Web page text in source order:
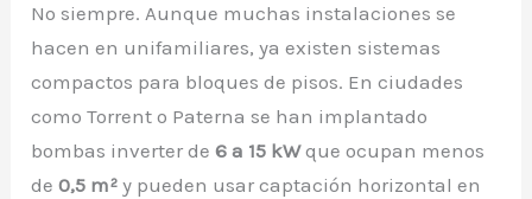
No siempre. Aunque muchas instalaciones se
hacen en unifamiliares, ya existen sistemas
compactos para bloques de pisos. En ciudades
como Torrent o Paterna se han implantado
bombas inverter de6 a 15 kWque ocupan menos
de0,5 m² y pueden usar captación horizontal en